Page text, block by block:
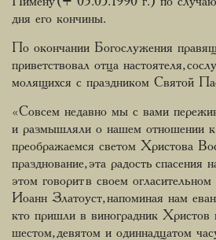
дня его кончины.
По окончании Богослужения
приветствовал отца настоятеля,
молящихся с праздником Святой
«Совсем недавно мы с вами
и размышляли о нашем отношении
преображаемся светом Христова
празднование, эта радость спасения
этом говорит в своем огласительном
Иоанн Златоуст, напоминая нам
кто пришли в виноградник Христов
шестом, девятом и одиннадцатом